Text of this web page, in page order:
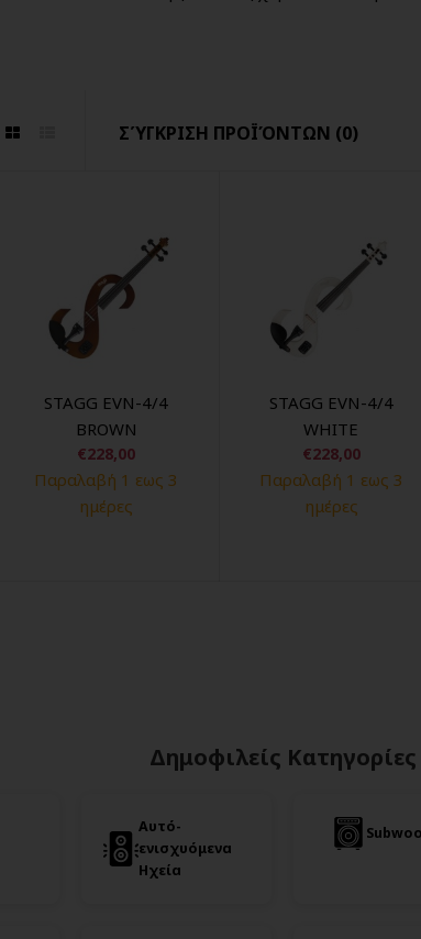
ΣΎΓΚΡΙΣΗ ΠΡΟΪΌΝΤΩΝ (0)
STAGG EVN-4/4
BROWN
€228,00
Παραλαβή 1 εως 3
ημέρες
STAGG EVN-4/4
WHITE
€228,00
Παραλαβή 1 εως 3
ημέρες
Δημοφιλείς Κατηγορίες
Αυτό-
ενισχυόμενα
Ηχεία